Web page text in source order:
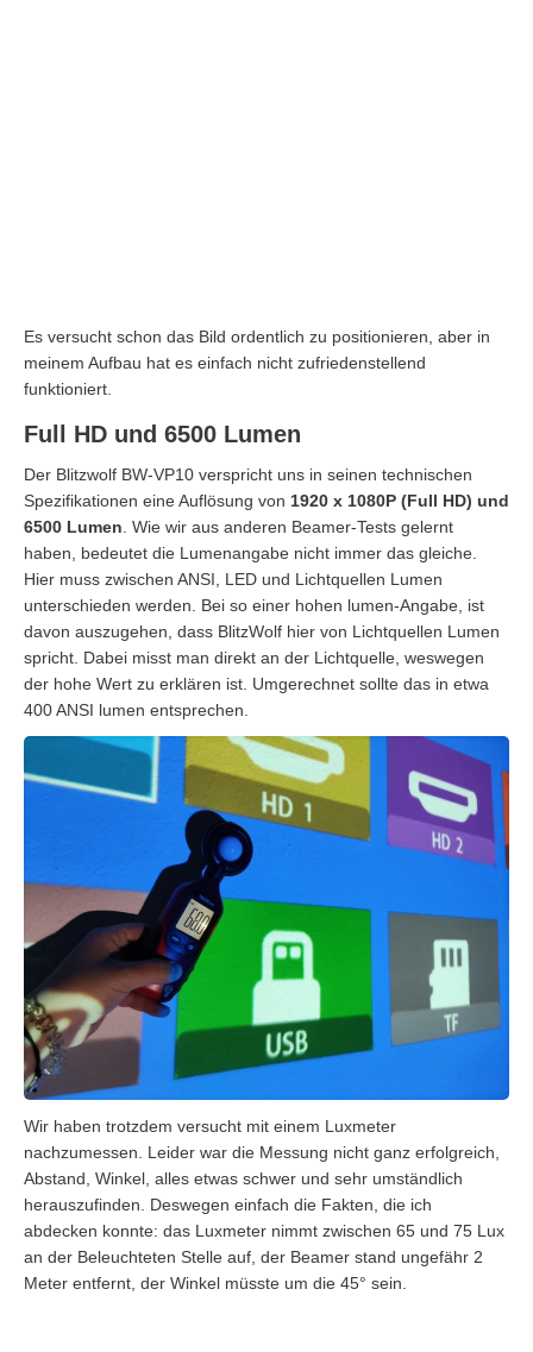
Es versucht schon das Bild ordentlich zu positionieren, aber in
meinem Aufbau hat es einfach nicht zufriedenstellend
funktioniert.
Full HD und 6500 Lumen
Der Blitzwolf BW-VP10 verspricht uns in seinen technischen
Spezifikationen eine Auflösung von 1920 x 1080P (Full HD) und
6500 Lumen . Wie wir aus anderen Beamer-Tests gelernt
haben, bedeutet die Lumenangabe nicht immer das gleiche.
Hier muss zwischen ANSI, LED und Lichtquellen Lumen
unterschieden werden. Bei so einer hohen lumen-Angabe, ist
davon auszugehen, dass BlitzWolf hier von Lichtquellen Lumen
spricht. Dabei misst man direkt an der Lichtquelle, weswegen
der hohe Wert zu erklären ist. Umgerechnet sollte das in etwa
400 ANSI lumen entsprechen.
Wir haben trotzdem versucht mit einem Luxmeter
nachzumessen. Leider war die Messung nicht ganz erfolgreich,
Abstand, Winkel, alles etwas schwer und sehr umständlich
herauszufinden. Deswegen einfach die Fakten, die ich
abdecken konnte: das Luxmeter nimmt zwischen 65 und 75 Lux
an der Beleuchteten Stelle auf, der Beamer stand ungefähr 2
Meter entfernt, der Winkel müsste um die 45° sein.